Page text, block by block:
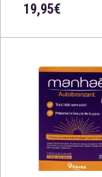
19,95€